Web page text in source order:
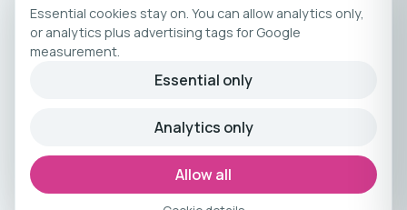
Fitness Urlaub
Fitnessreisen
© 2026 Reiseathleten
Kuratiertes Fitnessreisen-Angebot von
Reiseathleten.
Essential cookies stay on. You can allow analytics only,
or analytics plus advertising tags for Google
measurement.
Essential only
Analytics only
Allow all